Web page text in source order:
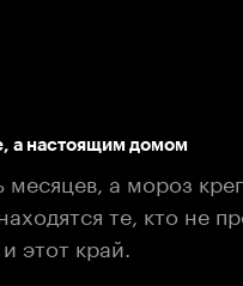
а настоящим домом
месяцев, а мороз
те, кто не
этот край.